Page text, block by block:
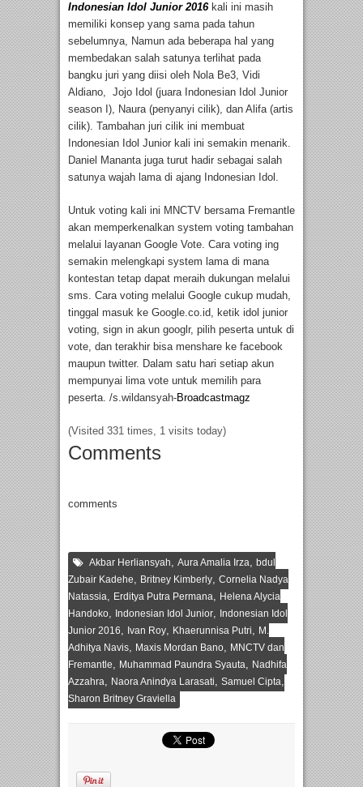
Indonesian Idol Junior 2016 kali ini masih
memiliki konsep yang sama pada tahun
sebelumnya, Namun ada beberapa hal yang
membedakan salah satunya terlihat pada
bangku juri yang diisi oleh Nola Be3, Vidi
Aldiano, Jojo Idol (juara Indonesian Idol Junior
season I), Naura (penyanyi cilik), dan Alifa (artis
cilik). Tambahan juri cilik ini membuat
Indonesian Idol Junior kali ini semakin menarik.
Daniel Mananta juga turut hadir sebagai salah
satunya wajah lama di ajang Indonesian Idol.
Untuk voting kali ini MNCTV bersama Fremantle
akan memperkenalkan system voting tambahan
melalui layanan Google Vote. Cara voting ing
semakin melengkapi system lama di mana
kontestan tetap dapat meraih dukungan melalui
sms. Cara voting melalui Google cukup mudah,
tinggal masuk ke Google.co.id, ketik idol junior
voting, sign in akun googlr, pilih peserta untuk di
vote, dan terakhir bisa menshare ke facebook
maupun twitter. Dalam satu hari setiap akun
mempunyai lima vote untuk memilih para
peserta. /s.wildansyah-Broadcastmagz
(Visited 331 times, 1 visits today)
Comments
comments
Akbar Herliansyah, Aura Amalia Irza, bdul
Zubair Kadehe, Britney Kimberly, Cornelia Nadya
Natassia, Erditya Putra Permana, Helena Alycia
Handoko, Indonesian Idol Junior, Indonesian Idol
Junior 2016, Ivan Roy, Khaerunnisa Putri, M.
Adhitya Navis, Maxis Mordan Bano, MNCTV dan
Fremantle, Muhammad Paundra Syauta, Nadhifa
Azzahra, Naora Anindya Larasati, Samuel Cipta,
Sharon Britney Graviella